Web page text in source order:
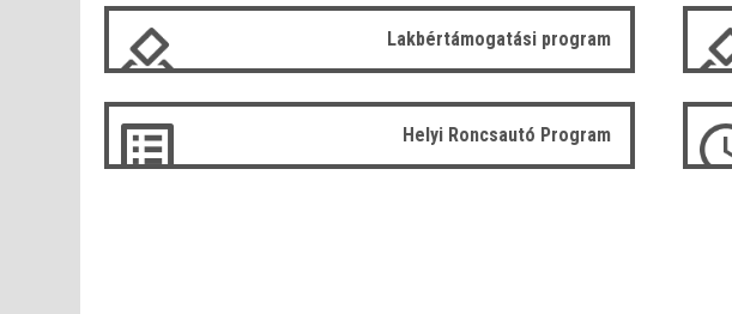
Lakbértámogatási program
Helyi Roncsautó Program